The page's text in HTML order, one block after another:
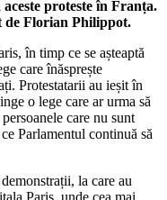
proteste în Franța.
de Florian Philippot.
în timp ce se așteaptă
care înăsprește
Protestatarii au ieșit în
o lege care ar urma să
care nu sunt
Parlamentul continuă să
la care au
Paris, unde cea mai